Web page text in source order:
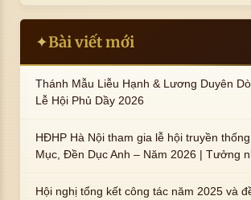
✦Bài viết mới
Thánh Mẫu Liễu Hạnh & Lương Duyên
Lễ Hội Phủ Dầy 2026
HĐHP Hà Nội tham gia lễ hội truyền
Mục, Đền Dục Anh – Năm 2026 | Tưởng
trai : ngài Phạm Huy, Phạm Miện
Hội nghị tổng kết công tác năm 2025 và